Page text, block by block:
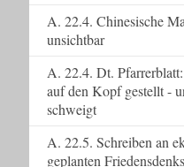
A. 22.4. Chinesische
unsichtbar
A. 22.4. Dt.
auf den Kopf gestellt -
schweigt
A. 22.5. Schreiben an
geplanten